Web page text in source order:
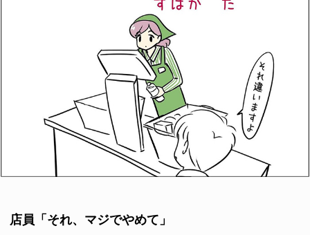
店員「それ、マジでやめて」